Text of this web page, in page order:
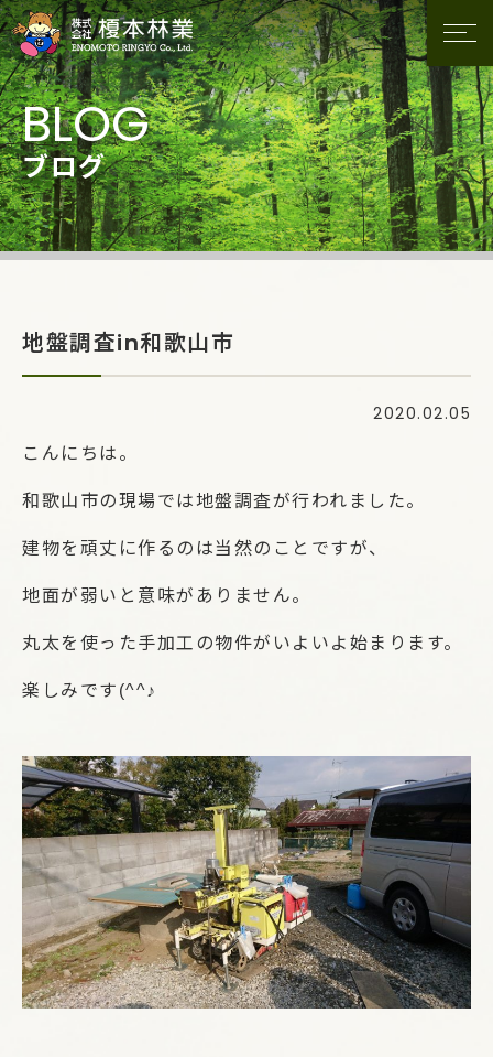
ブログ
地盤調査in和歌山市
2020.02.05
こんにちは。
和歌山市の現場では地盤調査が行われました。
建物を頑丈に作るのは当然のことですが、
地面が弱いと意味がありません。
丸太を使った手加工の物件がいよいよ始まります。
楽しみです(^^♪